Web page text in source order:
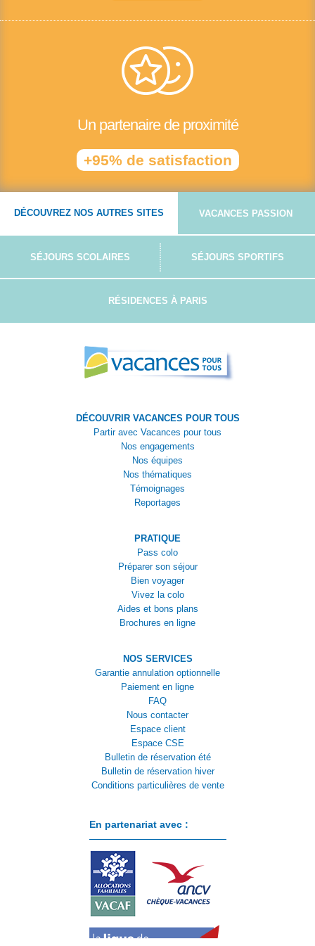
Un partenaire de proximité
+95% de satisfaction
DÉCOUVREZ NOS AUTRES SITES VACANCES PASSION
SÉJOURS SCOLAIRES SÉJOURS SPORTIFS
RÉSIDENCES À PARIS
DÉCOUVRIR VACANCES POUR TOUS
Partir avec Vacances pour tous
Nos engagements
Nos équipes
Nos thématiques
Témoignages
Reportages
PRATIQUE
Pass colo
Préparer son séjour
Bien voyager
Vivez la colo
Aides et bons plans
Brochures en ligne
NOS SERVICES
Garantie annulation optionnelle
Paiement en ligne
FAQ
Nous contacter
Espace client
Espace CSE
Bulletin de réservation été
Bulletin de réservation hiver
Conditions particulières de vente
En partenariat avec :